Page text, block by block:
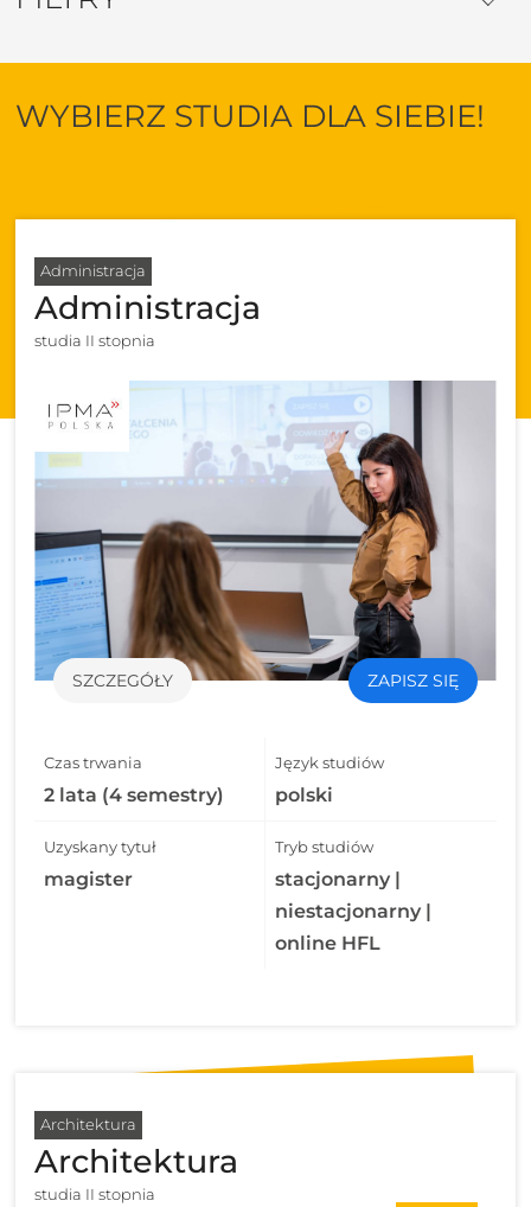
WYBIERZ STUDIA DLA SIEBIE!
Administracja
Administracja
studia II stopnia
SZCZEGÓŁY ZAPISZ SIĘ
Czas trwania
2 lata (4 semestry)
Język studiów
polski
Uzyskany tytuł
magister
Tryb studiów
stacjonarny |
niestacjonarny |
online HFL
Architektura
Architektura
studia II stopnia